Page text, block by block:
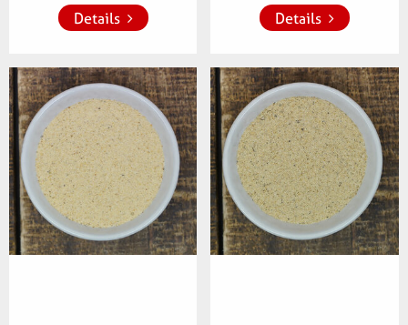
Details Details
Artikelnummer:
346600
Artikelnummer:
347200